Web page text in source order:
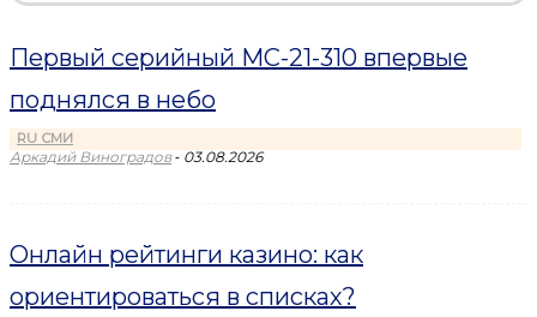
Первый серийный МС-21-310 впервые
поднялся в небо
RU СМИ
Аркадий Виноградов - 03.08.2026
Онлайн рейтинги казино: как
ориентироваться в списках?